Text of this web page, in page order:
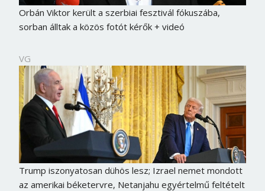
Orbán Viktor került a szerbiai fesztivál fókuszába,
sorban álltak a közös fotót kérők + videó
VG
Trump iszonyatosan dühös lesz; Izrael nemet mondott
az amerikai béketervre, Netanjahu egyértelmű feltételt